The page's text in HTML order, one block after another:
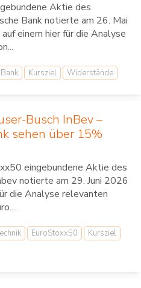
Aktie des
Bank notierte am 26. Mai
einem hier für die Analyse
Kursziel Widerstände
Busch InBev –
sehen über 15%
eingebundene Aktie des
notierte am 29. Juni 2026
die Analyse relevanten
EuroStoxx50
Kursziel